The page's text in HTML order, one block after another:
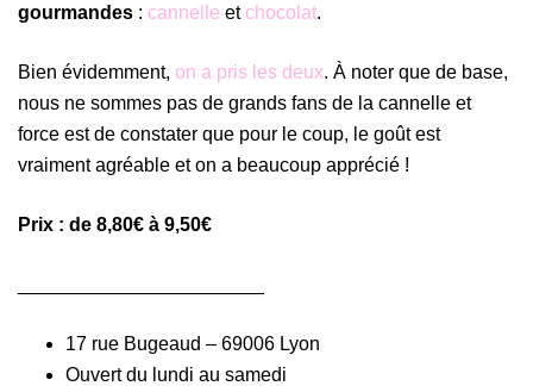
gourmandes : cannelle et chocolat.
Bien évidemment, on a pris les deux. À noter que de base,
nous ne sommes pas de grands fans de la cannelle et
force est de constater que pour le coup, le goût est
vraiment agréable et on a beaucoup apprécié !
Prix : de 8,80€ à 9,50€
17 rue Bugeaud – 69006 Lyon
Ouvert du lundi au samedi